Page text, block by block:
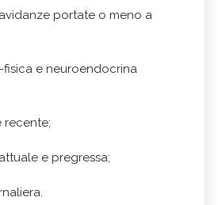
portate o meno a
e neuroendocrina
recente;
e pregressa;